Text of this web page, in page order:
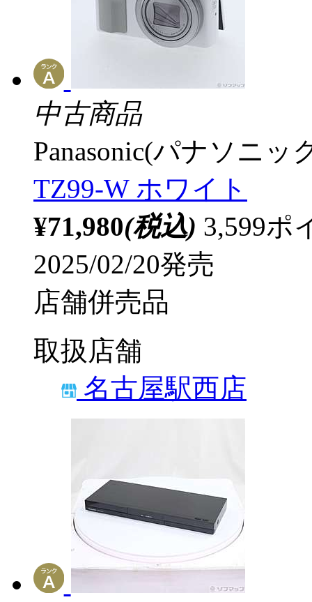
中古商品
Panasonic(パナソニッ
TZ99-W ホワイト
¥71,980(税込) 3,599ポ
2025/02/20発売
店舗併売品
取扱店舗
名古屋駅西店